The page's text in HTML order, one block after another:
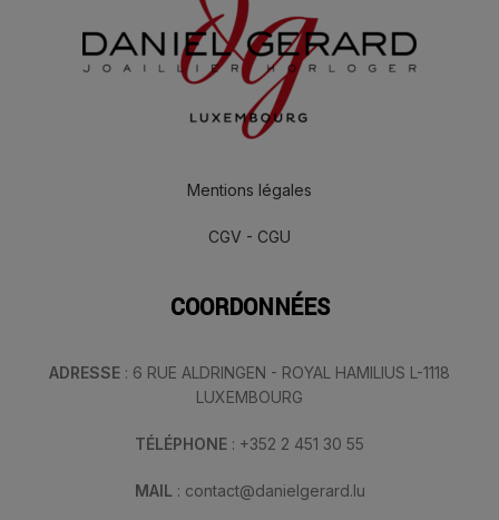
Mentions légales
CGV - CGU
COORDONNÉES
ADRESSE : 6 RUE ALDRINGEN - ROYAL HAMILIUS L-1118
LUXEMBOURG
TÉLÉPHONE : +352 2 451 30 55
MAIL : contact@danielgerard.lu